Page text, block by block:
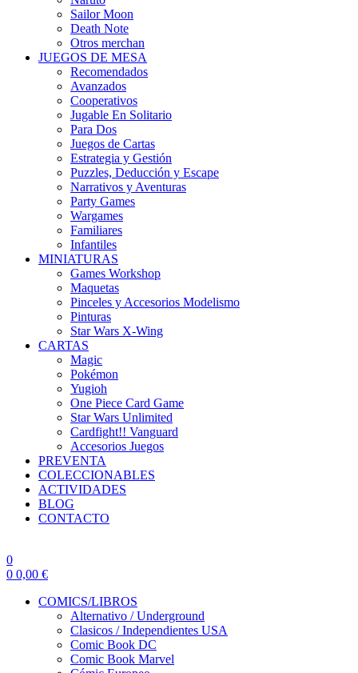
Sailor Moon
Death Note
Otros merchan
JUEGOS DE MESA
Recomendados
Avanzados
Cooperativos
Jugable En Solitario
Para Dos
Juegos de Cartas
Estrategia y Gestión
Puzzles, Deducción y Escape
Narrativos y Aventuras
Party Games
Wargames
Familiares
Infantiles
MINIATURAS
Games Workshop
Maquetas
Pinceles y Accesorios Modelismo
Pinturas
Star Wars X-Wing
CARTAS
Magic
Pokémon
Yugioh
One Piece Card Game
Star Wars Unlimited
Cardfight!! Vanguard
Accesorios Juegos
PREVENTA
COLECCIONABLES
ACTIVIDADES
BLOG
CONTACTO
0
0 0,00 €
COMICS/LIBROS
Alternativo / Underground
Clasicos / Independientes USA
Comic Book DC
Comic Book Marvel